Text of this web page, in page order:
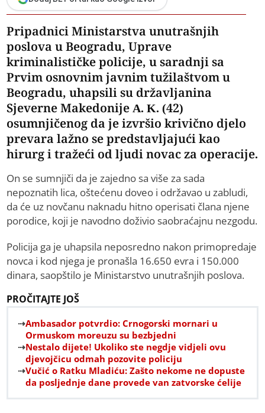
Pripadnici Ministarstva unutrašnjih
poslova u Beogradu, Uprave
kriminalističke policije, u saradnji sa
Prvim osnovnim javnim tužilaštvom u
Beogradu, uhapsili su državljanina
Sjeverne Makedonije A. K. (42)
osumnjičenog da je izvršio krivično djelo
prevara lažno se predstavljajući kao
hirurg i tražeći od ljudi novac za operacije.
On se sumnjiči da je zajedno sa više za sada
nepoznatih lica, oštećenu doveo i održavao u zabludi,
da će uz novčanu naknadu hitno operisati člana njene
porodice, koji je navodno doživio saobraćajnu nezgodu.
Policija ga je uhapsila neposredno nakon primopredaje
novca i kod njega je pronašla 16.650 evra i 150.000
dinara, saopštilo je Ministarstvo unutrašnjih poslova.
PROČITAJTE JOŠ
Ambasador potvrdio: Crnogorski mornari u
Ormuskom moreuzu su bezbjedni
Nestalo dijete! Ukoliko ste negdje vidjeli ovu
djevojčicu odmah pozovite policiju
Vučić o Ratku Mladiću: Zašto nekome ne dopuste
da posljednje dane provede van zatvorske ćelije